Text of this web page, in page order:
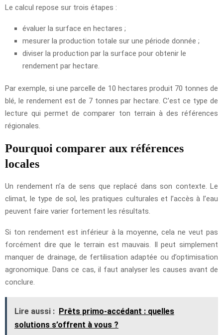
Le calcul repose sur trois étapes :
évaluer la surface en hectares ;
mesurer la production totale sur une période donnée ;
diviser la production par la surface pour obtenir le
rendement par hectare.
Par exemple, si une parcelle de 10 hectares produit 70 tonnes de
blé, le rendement est de 7 tonnes par hectare. C’est ce type de
lecture qui permet de comparer ton terrain à des références
régionales.
Pourquoi comparer aux références
locales
Un rendement n’a de sens que replacé dans son contexte. Le
climat, le type de sol, les pratiques culturales et l’accès à l’eau
peuvent faire varier fortement les résultats.
Si ton rendement est inférieur à la moyenne, cela ne veut pas
forcément dire que le terrain est mauvais. Il peut simplement
manquer de drainage, de fertilisation adaptée ou d’optimisation
agronomique. Dans ce cas, il faut analyser les causes avant de
conclure.
Lire aussi : Prêts primo-accédant : quelles
solutions s’offrent à vous ?